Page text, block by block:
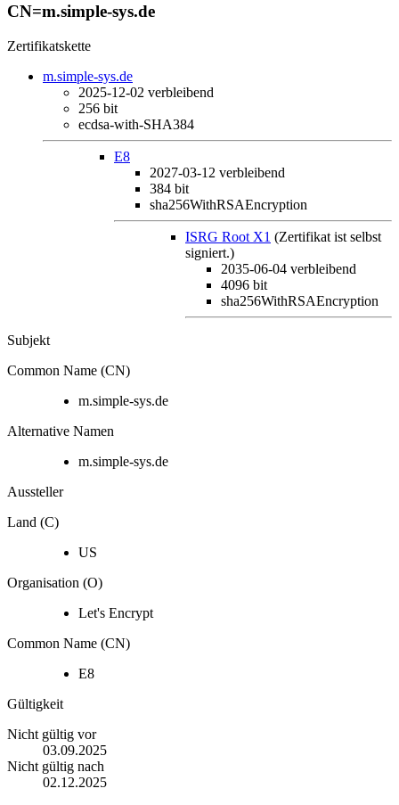
CN=m.simple-sys.de
Zertifikatskette
m.simple-sys.de
2025-12-02 verbleibend
256 bit
ecdsa-with-SHA384
E8
2027-03-12 verbleibend
384 bit
sha256WithRSAEncryption
ISRG Root X1 (Zertifikat ist selbst
signiert.)
2035-06-04 verbleibend
4096 bit
sha256WithRSAEncryption
Subjekt
Common Name (CN)
m.simple-sys.de
Alternative Namen
m.simple-sys.de
Aussteller
Land (C)
US
Organisation (O)
Let's Encrypt
Common Name (CN)
E8
Gültigkeit
Nicht gültig vor
03.09.2025
Nicht gültig nach
02.12.2025